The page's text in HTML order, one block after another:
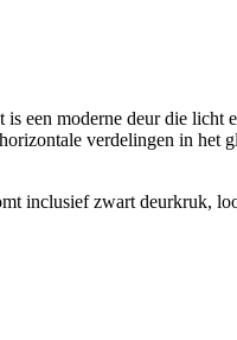
een moderne deur die licht
verdelingen in het
inclusief zwart deurkruk,